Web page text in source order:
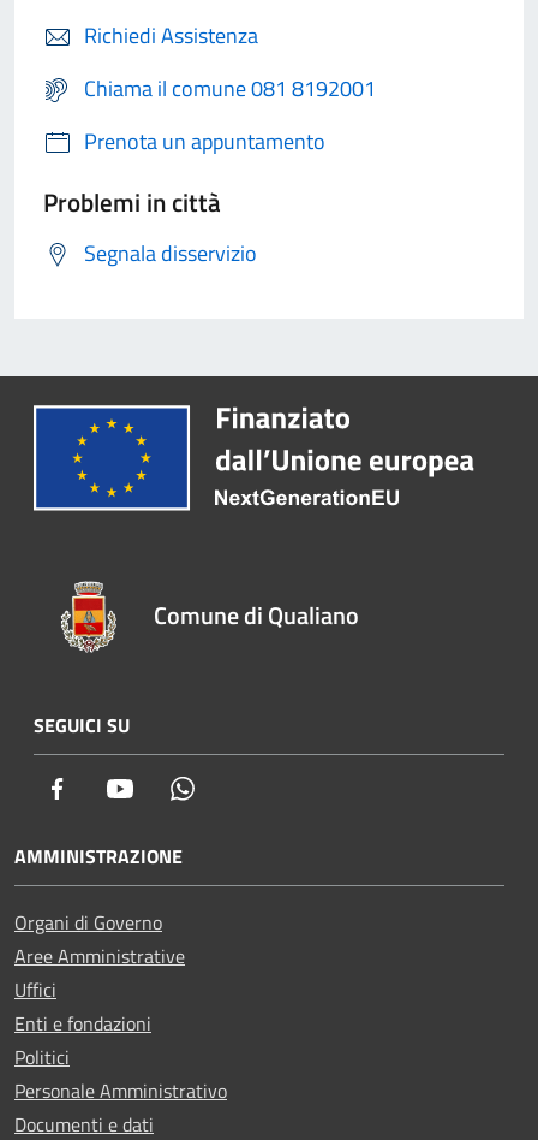
Richiedi Assistenza
Chiama il comune 081 8192001
Prenota un appuntamento
Problemi in città
Segnala disservizio
Comune di Qualiano
SEGUICI SU
Facebook Youtube
AMMINISTRAZIONE
Organi di Governo
Aree Amministrative
Uffici
Enti e fondazioni
Politici
Personale Amministrativo
Documenti e dati